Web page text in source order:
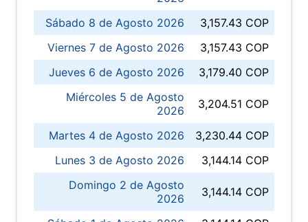
Sábado 8 de Agosto 2026
3,157.43 COP
Viernes 7 de Agosto 2026
3,157.43 COP
Jueves 6 de Agosto 2026
3,179.40 COP
Miércoles 5 de Agosto
2026
3,204.51 COP
Martes 4 de Agosto 2026
3,230.44 COP
Lunes 3 de Agosto 2026
3,144.14 COP
Domingo 2 de Agosto
2026
3,144.14 COP